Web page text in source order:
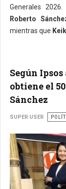
Generales
Roberto
mientras que
Según
obtiene el
Sánchez
SUPER USER